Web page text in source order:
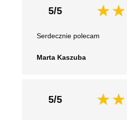
5/5
Serdecznie polecam
Marta Kaszuba
5/5